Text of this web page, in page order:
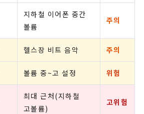
지하철 이어폰 중간
볼륨
주의
헬스장 비트 음악 주의
볼륨 중~고 설정 위험
최대 근처(지하철
고볼륨)
고위험